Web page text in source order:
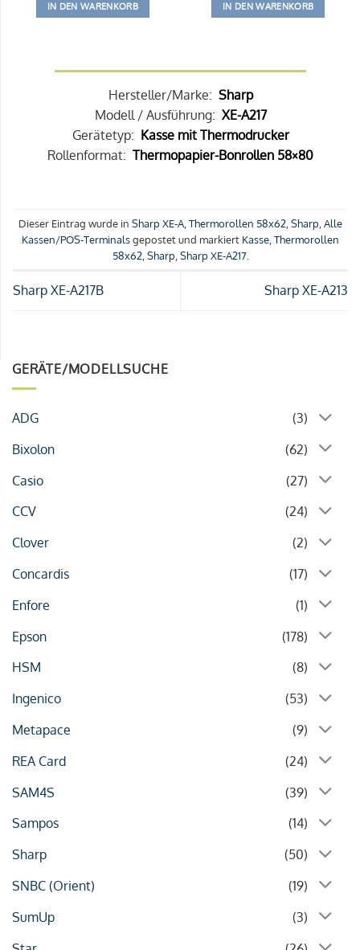
GERÄTE/MODELLSUCHE
ADG
(3)
Bixolon
(62)
Casio
(27)
CCV
(24)
Clover
(2)
Concardis
(17)
Enfore
(1)
Epson
(178)
HSM
(8)
Ingenico
(53)
Metapace
(9)
REA Card
(24)
SAM4S
(39)
Sampos
(14)
Sharp
(50)
SNBC (Orient)
(19)
SumUp
(3)
IN DEN WARENKORB IN DEN WARENKORB
Hersteller/Marke: Sharp
Modell / Ausführung: XE-A217
Gerätetyp: Kasse mit Thermodrucker
Rollenformat: Thermopapier-Bonrollen 58×80
Dieser Eintrag wurde in Sharp XE-A Thermorollen 58x62 Sharp Alle
Kassen/POS-Terminalsgepostet und markiert Kasse Thermorollen
58x62, Sharp Sharp XE-A217.
Sharp XE-A217B Sharp XE-A213